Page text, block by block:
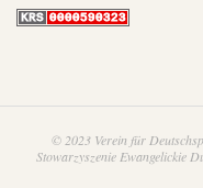
© 2023 Verein für
Stowarzyszenie Ewangelickie